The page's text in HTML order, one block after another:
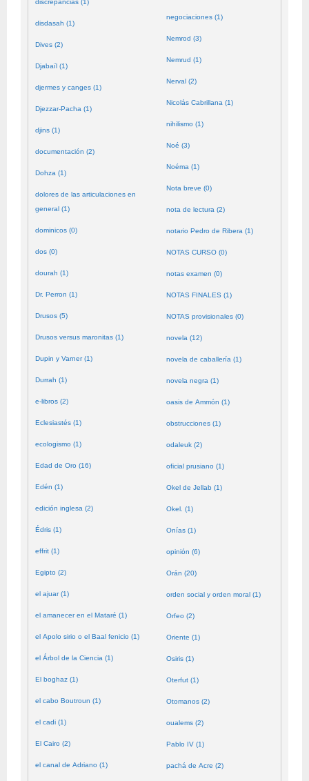
discrepancias (1)
disdasah (1)
Dives (2)
Djabaïl (1)
djermes y canges (1)
Djezzar-Pacha (1)
djins (1)
documentación (2)
Dohza (1)
dolores de las articulaciones en
general (1)
dominicos (0)
dos (0)
dourah (1)
Dr. Perron (1)
Drusos (5)
Drusos versus maronitas (1)
Dupin y Varner (1)
Durrah (1)
e-libros (2)
Eclesiastés (1)
ecologismo (1)
Edad de Oro (16)
Edén (1)
edición inglesa (2)
Édris (1)
effrit (1)
Egipto (2)
el ajuar (1)
el amanecer en el Mataré (1)
el Apolo sirio o el Baal fenicio (1)
el Árbol de la Ciencia (1)
El boghaz (1)
el cabo Boutroun (1)
el cadi (1)
El Cairo (2)
el canal de Adriano (1)
negociaciones (1)
Nemrod (3)
Nemrud (1)
Nerval (2)
Nicolás Cabrillana (1)
nihilismo (1)
Noé (3)
Noéma (1)
Nota breve (0)
nota de lectura (2)
notario Pedro de Ribera (1)
NOTAS CURSO (0)
notas examen (0)
NOTAS FINALES (1)
NOTAS provisionales (0)
novela (12)
novela de caballería (1)
novela negra (1)
oasis de Ammón (1)
obstrucciones (1)
odaleuk (2)
oficial prusiano (1)
Okel de Jellab (1)
Okel. (1)
Onías (1)
opinión (6)
Orán (20)
orden social y orden moral (1)
Orfeo (2)
Oriente (1)
Osiris (1)
Oterfut (1)
Otomanos (2)
oualems (2)
Pablo IV (1)
pachá de Acre (2)